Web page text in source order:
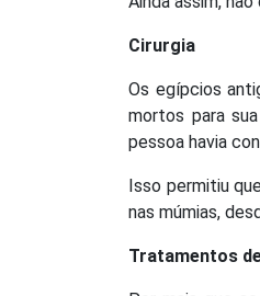
Cirurgia
Os egípcios
mortos para
pessoa havia
Isso permitiu
nas múmias,
Tratamentos